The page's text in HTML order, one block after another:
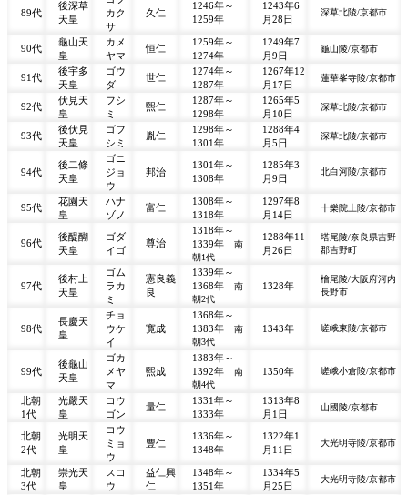
89代
後深草
天皇
カク
サ
久仁
1246年～
1259年
1243年6
月28日
深草北陵/京都市
90代
龜山天
皇
カメ
ヤマ
恒仁
1259年～
1274年
1249年7
月9日
龜山陵/京都市
91代
後宇多
天皇
ゴウ
ダ
世仁
1274年～
1287年
1267年12
月17日
蓮華峯寺陵/京都市
92代
伏見天
皇
フシ
ミ
煕仁
1287年～
1298年
1265年5
月10日
深草北陵/京都市
93代
後伏見
天皇
ゴフ
シミ
胤仁
1298年～
1301年
1288年4
月5日
深草北陵/京都市
94代
後二條
天皇
ゴニ
ジョ
ウ
邦治
1301年～
1308年
1285年3
月9日
北白河陵/京都市
95代
花園天
皇
ハナ
ゾノ
富仁
1308年～
1318年
1297年8
月14日
十樂院上陵/京都市
96代
後醍醐
天皇
ゴダ
イゴ
尊治
1318年～
1339年 南
朝1代
1288年11
月26日
塔尾陵/奈良県吉野
郡吉野町
97代
後村上
天皇
ゴム
ラカ
ミ
憲良義
良
1339年～
1368年 南
朝2代
1328年
檜尾陵/大阪府河内
長野市
98代
長慶天
皇
チョ
ウケ
イ
寛成
1368年～
1383年 南
朝3代
1343年 嵯峨東陵/京都市
99代
後龜山
天皇
ゴカ
メヤ
マ
煕成
1383年～
1392年 南
朝4代
1350年 嵯峨小倉陵/京都市
北朝
1代
光嚴天
皇
コウ
ゴン
量仁
1331年～
1333年
1313年8
月1日
山國陵/京都市
北朝
2代
光明天
皇
コウ
ミョ
ウ
豊仁
1336年～
1348年
1322年1
月11日
大光明寺陵/京都市
北朝
3代
崇光天
皇
スコ
ウ
益仁興
仁
1348年～
1351年
1334年5
月25日
大光明寺陵/京都市